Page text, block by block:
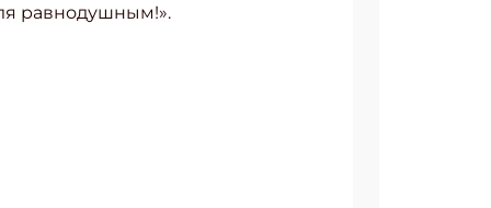
равнодушным!».